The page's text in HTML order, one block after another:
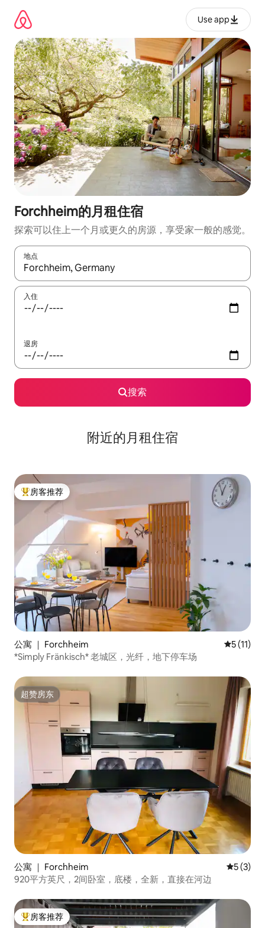
Use app
Forchheim的月租住宿
探索可以住上一个月或更久的房源，享受家一般的感觉。
地点
如有搜索结果，请使用上下方向键查看，或通过点击或滑动手势
入住
退房
搜索
附近的月租住宿
热门「房客推荐」
房客推荐
公寓 ｜ Forchheim 平均评分
5 (11)
*Simply Fränkisch* 老城区，光纤，地下停车场
超赞房东
超赞房东
公寓 ｜ Forchheim 平均评分
5 (3)
920平方英尺，2间卧室，底楼，全新，直接在河边
热门「房客推荐」
房客推荐